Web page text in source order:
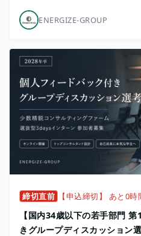
ENERGIZE-GROUP
締切直前 【申込締切】 あと0時
【国内34歳以下の若手部門
きグループディスカッション